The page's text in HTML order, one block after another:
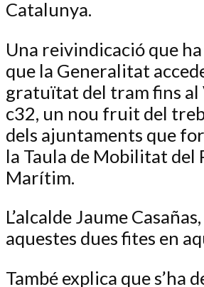
Catalunya.
Una reivindicació que
que la Generalitat
gratuïtat del tram fins al
c32, un nou fruit del
dels ajuntaments que
la Taula de Mobilitat del
Marítim.
L’alcalde Jaume
aquestes dues fites en
També explica que s’ha